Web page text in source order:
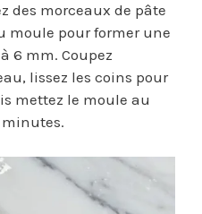
des morceaux de pâte
moule pour former une
6 mm. Coupez
lissez les coins pour
mettez le moule au